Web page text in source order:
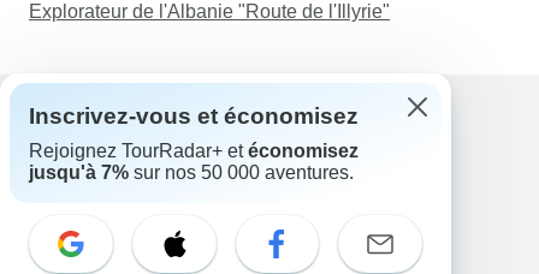
Explorateur de l'Albanie "Route de l'Illyrie"
Assistance
Contactez-nous
E-mail: support@tourradar.com
Sélectionnez la langue
Inscrivez-vous et économisez
Rejoignez TourRadar+ etéconomisez
jusqu'à 7% sur nos 50 000 aventures.